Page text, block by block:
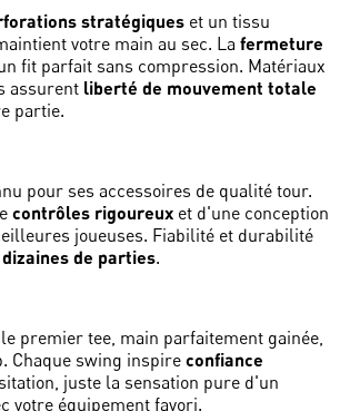
stratégiques et un tissu
votre main au sec. La fermeture
fit parfait sans compression. Matériaux
assurent liberté de mouvement totale
partie.
pour ses accessoires de qualité tour.
contrôles rigoureux et d'une conception
joueuses. Fiabilité et durabilité
dizaines de parties.
premier tee, main parfaitement gainée,
Chaque swing inspire confiance
juste la sensation pure d'un
votre équipement favori.